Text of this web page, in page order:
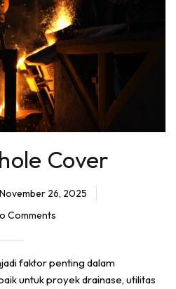
Cover
November 26, 2025
Comments
faktor penting dalam
untuk proyek drainase, utilitas